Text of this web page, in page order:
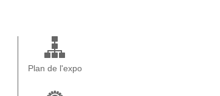
Plan de l'expo